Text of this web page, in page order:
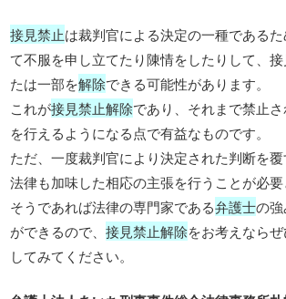
接見禁止は裁判官による決定の一種である
て不服を申し立てたり陳情をしたりして、
たは一部を解除できる可能性があります。
これが接見禁止解除であり、それまで禁止
を行えるようになる点で有益なものです。
ただ、一度裁判官により決定された判断を
法律も加味した相応の主張を行うことが必要
そうであれば法律の専門家である弁護士の
ができるので、接見禁止解除をお考えなら
してみてください。